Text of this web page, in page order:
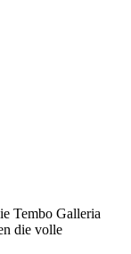
Tembo Galleria
die volle